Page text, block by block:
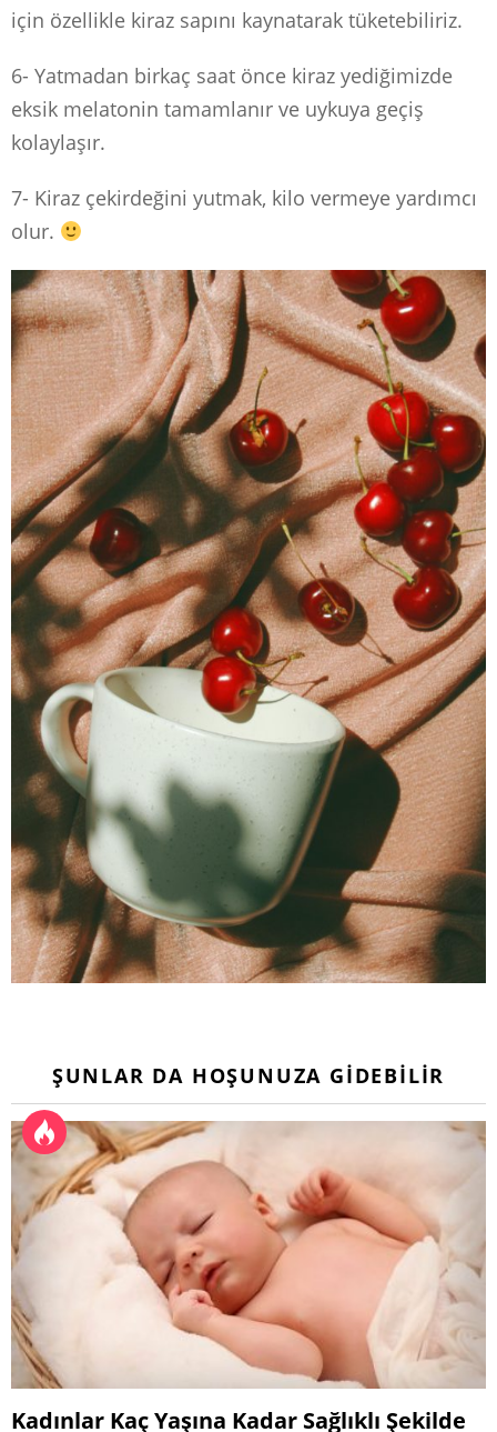
için özellikle kiraz sapını kaynatarak tüketebiliriz.
6- Yatmadan birkaç saat önce kiraz yediğimizde
eksik melatonin tamamlanır ve uykuya geçiş
kolaylaşır.
7- Kiraz çekirdeğini yutmak, kilo vermeye yardımcı
olur.
ŞUNLAR DA HOŞUNUZA GIDEBILIR
Kadınlar Kaç Yaşına Kadar Sağlıklı Şekilde